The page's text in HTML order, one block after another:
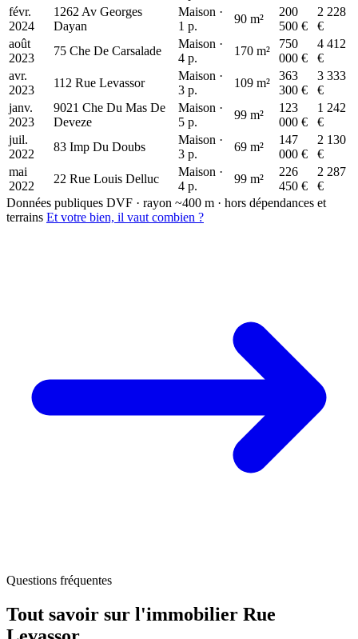
950 k€
950 k€
123 k€
févr.
2024
1262 Av Georges
Dayan
Maison ·
1 p.
90 m²
200
500 €
2 228
€
août
2023
75 Che De Carsalade
Maison ·
4 p.
170 m²
750
000 €
4 412
€
avr.
2023
112 Rue Levassor
Maison ·
3 p.
109 m²
363
300 €
3 333
€
janv.
2023
9021 Che Du Mas De
Deveze
Maison ·
5 p.
99 m²
123
000 €
1 242
€
juil.
2022
83 Imp Du Doubs
Maison ·
3 p.
69 m²
147
000 €
2 130
€
mai
2022
22 Rue Louis Delluc
Maison ·
4 p.
99 m²
226
450 €
2 287
€
Données publiques DVF · rayon ~400 m · hors dépendances et
terrains Et votre bien, il vaut combien ?
Questions fréquentes
Tout savoir sur l'immobilier Rue